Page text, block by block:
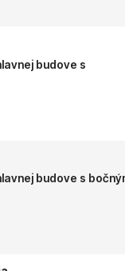
budove s
budove s